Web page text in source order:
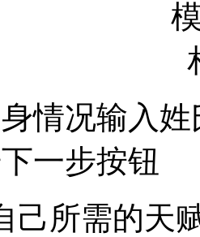
情况输入
一步按钮
己所需的天